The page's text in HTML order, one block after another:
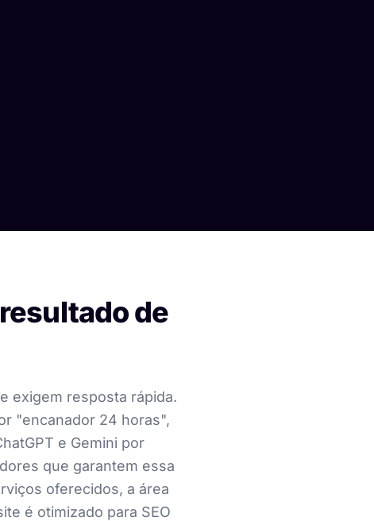
de
exigem resposta rápida.
"encanador 24 horas",
e Gemini por
que garantem essa
oferecidos, a área
é otimizado para SEO